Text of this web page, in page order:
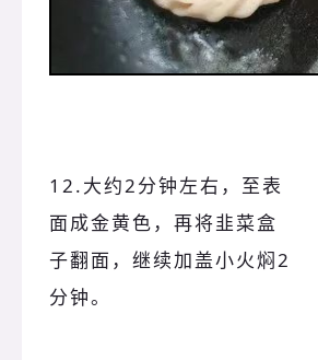
12.大约2分钟左右，至表
面成金黄色，再将韭菜盒
子翻面，继续加盖小火焖2
分钟。